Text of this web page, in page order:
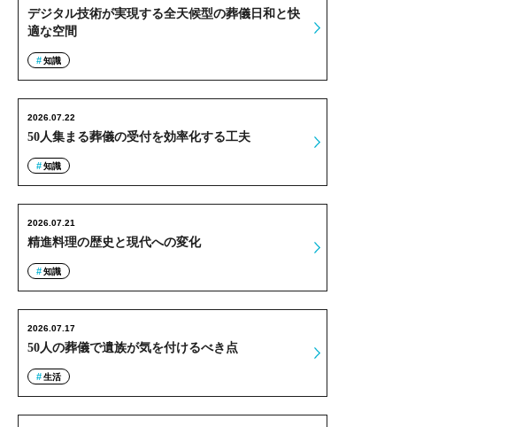
デジタル技術が実現する全天候型の葬儀日和と快
適な空間
知識
50人集まる葬儀の受付を効率化する工夫
2026.07.22
知識
精進料理の歴史と現代への変化
2026.07.21
知識
50人の葬儀で遺族が気を付けるべき点
2026.07.17
生活